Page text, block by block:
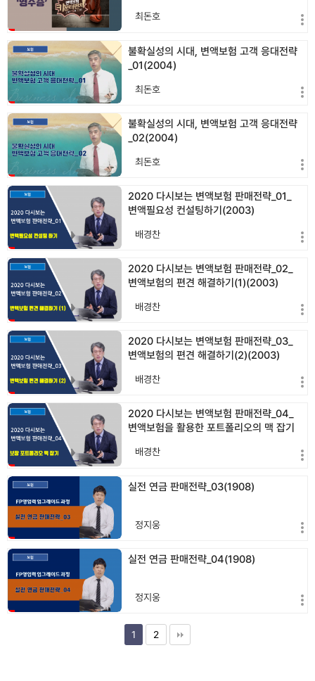
최돈호
불확실성의 시대, 변액보험 고객 응대전략
_01(2004)
최돈호
불확실성의 시대, 변액보험 고객 응대전략
_02(2004)
최돈호
2020 다시보는 변액보험 판매전략_01_
변액필요성 컨설팅하기(2003)
배경찬
2020 다시보는 변액보험 판매전략_02_
변액보험의 편견 해결하기(1)(2003)
배경찬
2020 다시보는 변액보험 판매전략_03_
변액보험의 편견 해결하기(2)(2003)
배경찬
2020 다시보는 변액보험 판매전략_04_
변액보험을 활용한 포트폴리오의 맥 잡기
배경찬
실전 연금 판매전략_03(1908)
정지웅
실전 연금 판매전략_04(1908)
정지웅
1 2